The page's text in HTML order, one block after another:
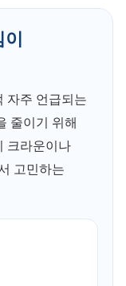
자주 언급되는
줄이기 위해
크라운이나
고민하는